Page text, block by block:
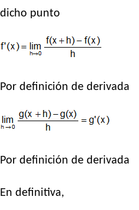
dicho punto
Por definición de derivada
Por definición de derivada
En definitiva,